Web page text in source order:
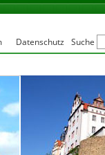
Datenschutz Suche